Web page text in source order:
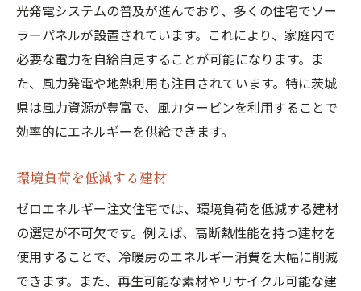
光発電システムの普及が進んでおり、多くの住宅でソー
ラーパネルが設置されています。これにより、家庭内で
必要な電力を自給自足することが可能になります。ま
た、風力発電や地熱利用も注目されています。特に茨城
県は風力資源が豊富で、風力タービンを利用することで
効率的にエネルギーを供給できます。
環境負荷を低減する建材
ゼロエネルギー注文住宅では、環境負荷を低減する建材
の選定が不可欠です。例えば、高断熱性能を持つ建材を
使用することで、冷暖房のエネルギー消費を大幅に削減
できます。また、再生可能な素材やリサイクル可能な建